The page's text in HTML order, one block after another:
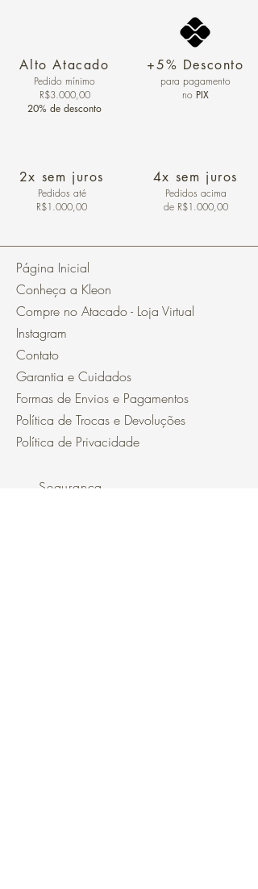
Alto Atacado
Pedido mínimo
R$3.000,00
20% de desconto
2x sem juros
Pedidos até
R$1.000,00
+5% Desconto
para pagamento
no PIX
4x sem juros
Pedidos acima
de R$1.000,00
Página Inicial
Conheça a Kleon
Compre no Atacado - Loja Virtual
Instagram
Contato
Garantia e Cuidados
Formas de Envios e Pagamentos
Política de Trocas e Devoluções
Política de Privacidade
Segurança